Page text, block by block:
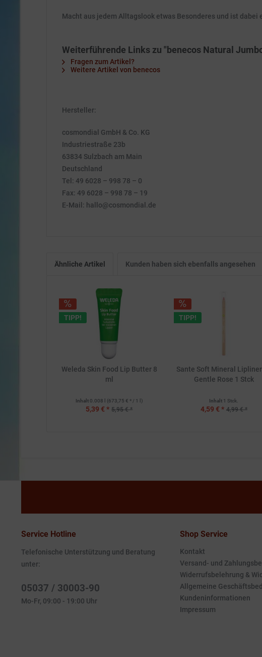
Macht aus jedem Alltagslook etwas Besonderes und ist dabei
Weiterführende Links zu "benecos Natural
Fragen zum Artikel?
Weitere Artikel von benecos
Hersteller:
cosmondial GmbH & Co. KG
Industriestraße 23b
63834 Sulzbach am Main
Deutschland
Tel: 49 6028 – 998 78 – 0
Fax: 49 6028 – 998 78 – 19
E-Mail: hallo@cosmondial.de
Ähnliche Artikel Kunden haben sich ebenfalls angesehen
TIPP!
Weleda Skin Food Lip Butter 8
ml
Inhalt 0.008 l (673,75 € * / 1 l)
5,39 € * 5,95 € *
TIPP!
Sante Soft Mineral Lipliner
Gentle Rose 1 Stck
Inhalt 1 Stck.
4,59 € * 4,99 € *
Service Hotline
Telefonische Unterstützung und Beratung
unter:
05037 / 30003-90
Mo-Fr, 09:00 - 19:00 Uhr
Shop Service
Kontakt
Versand- und
Widerrufsbelehrung &
Allgemeine
Kundeninformationen
Impressum